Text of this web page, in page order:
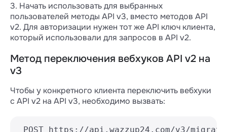
3. Начать использовать для выбранных
пользователей методы API v3, вместо методов API
v2. Для авторизации нужен тот же API ключ клиента,
который использовали для запросов в API v2.
Метод переключения вебхуков API v2 на
v3
Чтобы у конкретного клиента переключить вебхуки
с API v2 на API v3, необходимо вызвать:
POST https://api.wazzup24.com/v3/